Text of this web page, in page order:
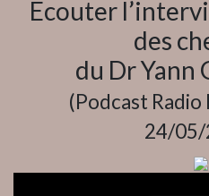
Ecouter
des
du Dr Yann
(Podcast Radio
24/05/